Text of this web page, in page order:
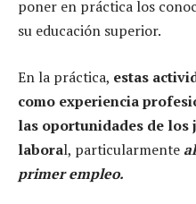
poner en práctica los
su educación superior.
En la práctica, estas
como experiencia
las oportunidades de los
laboral, particularmente
primer empleo.